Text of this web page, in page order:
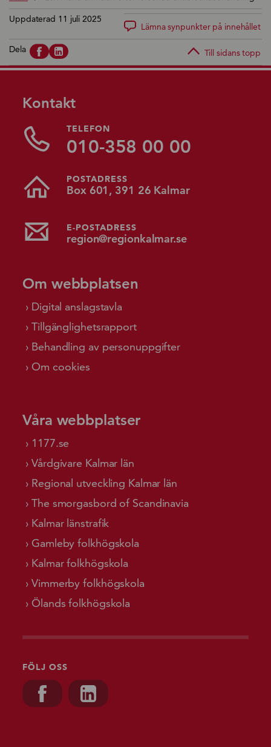
Uppdaterad 11 juli 2025
Lämna synpunkter på innehållet
Dela Till sidans topp
Kontakt
TELEFON
010-358 00 00
POSTADRESS
Box 601, 391 26 Kalmar
E-POSTADRESS
region@regionkalmar.se
Om webbplatsen
Digital anslagstavla
Tillgänglighetsrapport
Behandling av personuppgifter
Om cookies
Våra webbplatser
1177.se
Vårdgivare Kalmar län
Regional utveckling Kalmar län
The smorgasbord of Scandinavia
Kalmar länstrafik
Gamleby folkhögskola
Kalmar folkhögskola
Vimmerby folkhögskola
Ölands folkhögskola
FÖLJ OSS
Besök oss på, Facebook
Besök oss på, Linkedin